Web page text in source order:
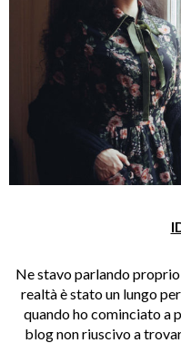
Ne stavo parlando
realtà è stato un lungo
quando ho cominciato a
blog non riuscivo a